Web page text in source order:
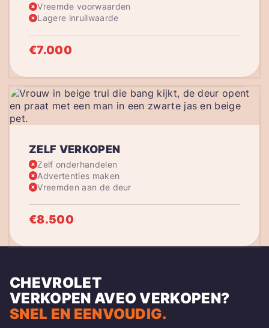
Vreemde voorwaarden
Lagere inruilwaarde
€7.000
ZELF VERKOPEN
Zelf onderhandelen
Advertenties maken
Vreemden aan de deur
€8.500
CHEVROLET
VERKOPEN AVEO VERKOPEN?
SNEL EN EENVOUDIG.